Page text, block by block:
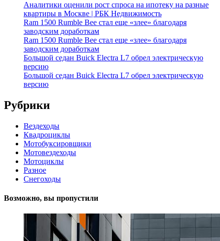
Аналитики оценили рост спроса на ипотеку на разные
квартиры в Москве | РБК Недвижимость
Ram 1500 Rumble Bee стал еще «злее» благодаря
заводским доработкам
Ram 1500 Rumble Bee стал еще «злее» благодаря
заводским доработкам
Большой седан Buick Electra L7 обрел электрическую
версию
Большой седан Buick Electra L7 обрел электрическую
версию
Рубрики
Вездеходы
Квадроциклы
Мотобуксировщики
Мотовездеходы
Мотоциклы
Разное
Снегоходы
Возможно, вы пропустили